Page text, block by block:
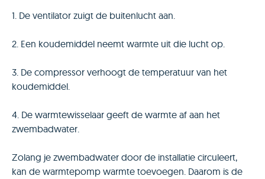
1. De ventilator zuigt de buitenlucht aan.
2. Een koudemiddel neemt warmte uit die lucht op.
3. De compressor verhoogt de temperatuur van het
koudemiddel.
4. De warmtewisselaar geeft de warmte af aan het
zwembadwater.
Zolang je zwembadwater door de installatie circuleert,
kan de warmtepomp warmte toevoegen. Daarom is de